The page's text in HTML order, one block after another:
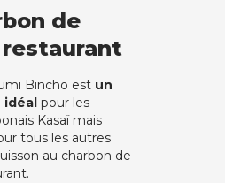
de
Bincho est un
idéal pour les
Kasaï mais
tous les autres
au charbon de